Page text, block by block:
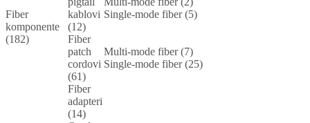
Fiber
komponente
(182)
kablovi
(12)
Single-mode fiber (5)
Fiber
patch
cordovi
(61)
Multi-mode fiber (7)
Single-mode fiber (25)
Fiber
adapteri
(14)